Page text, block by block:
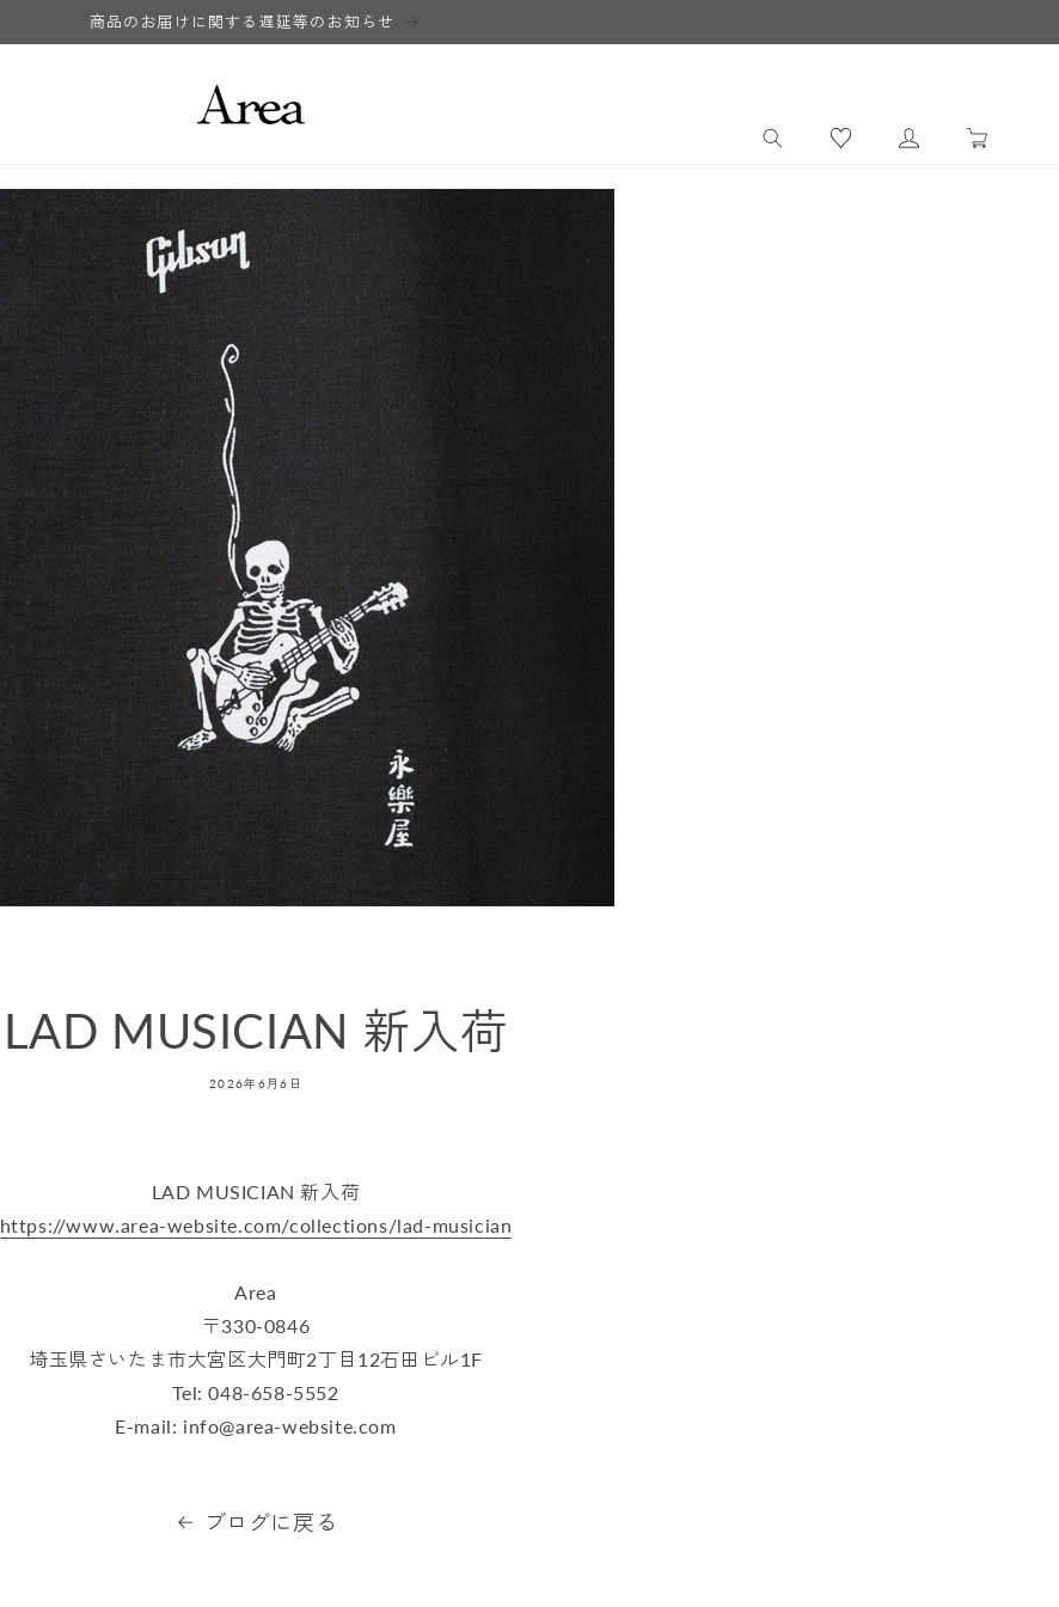
商品のお届けに関する遅延等のお知らせ
イ
ー
LAD MUSICIAN 新入荷
2026年6月6日
LAD MUSICIAN 新入荷
https://www.area-website.com/collections/lad-musician
Area
〒330-0846
埼玉県さいたま市大宮区大門町2丁目12石田ビル1F
Tel: 048-658-5552
E-mail: info@area-website.com
ブログに戻る